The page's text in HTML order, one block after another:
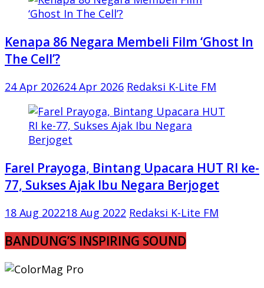
Kenapa 86 Negara Membeli Film ‘Ghost In
The Cell’?
24 Apr 202624 Apr 2026 Redaksi K-Lite FM
Farel Prayoga, Bintang Upacara HUT RI ke-
77, Sukses Ajak Ibu Negara Berjoget
18 Aug 202218 Aug 2022 Redaksi K-Lite FM
BANDUNG’S INSPIRING SOUND